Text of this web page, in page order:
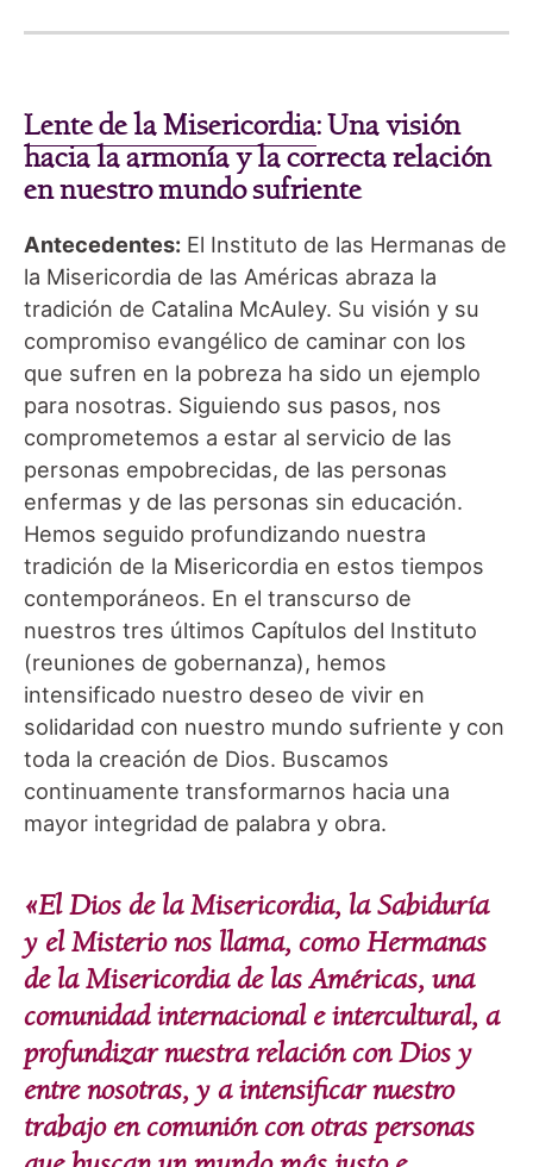
Lente de la Misericordia: Una visión
hacia la armonía y la correcta relación
en nuestro mundo sufriente
Antecedentes: El Instituto de las Hermanas de
la Misericordia de las Américas abraza la
tradición de Catalina McAuley. Su visión y su
compromiso evangélico de caminar con los
que sufren en la pobreza ha sido un ejemplo
para nosotras. Siguiendo sus pasos, nos
comprometemos a estar al servicio de las
personas empobrecidas, de las personas
enfermas y de las personas sin educación.
Hemos seguido profundizando nuestra
tradición de la Misericordia en estos tiempos
contemporáneos. En el transcurso de
nuestros tres últimos Capítulos del Instituto
(reuniones de gobernanza), hemos
intensificado nuestro deseo de vivir en
solidaridad con nuestro mundo sufriente y con
toda la creación de Dios. Buscamos
continuamente transformarnos hacia una
mayor integridad de palabra y obra.
«El Dios de la Misericordia, la Sabiduría
y el Misterio nos llama, como Hermanas
de la Misericordia de las Américas, una
comunidad internacional e intercultural, a
profundizar nuestra relación con Dios y
entre nosotras, y a intensificar nuestro
trabajo en comunión con otras personas